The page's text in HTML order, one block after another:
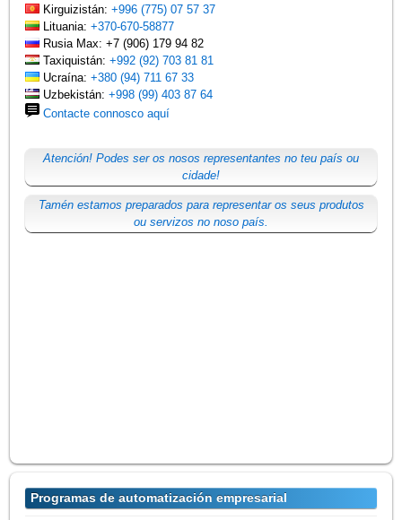
Kirguizistán:+996 (775) 07 57 37
Lituania:+370-670-58877
Rusia Max: +7 (906) 179 94 82
Taxiquistán:+992 (92) 703 81 81
Ucraína:+380 (94) 711 67 33
Uzbekistán:+998 (99) 403 87 64
Contacte connosco aquí
Atención! Podes ser os nosos representantes no teu país ou
cidade!
Tamén estamos preparados para representar os seus produtos
ou servizos no noso país.
Programas de automatización empresarial